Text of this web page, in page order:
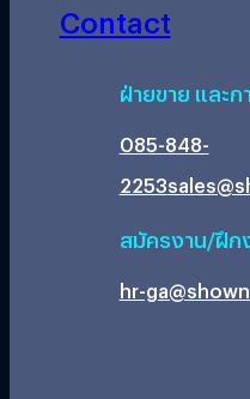
Contact
ฝ่ายขาย และก
085-848-
2253
สมัครงาน/ฝึก
hr-